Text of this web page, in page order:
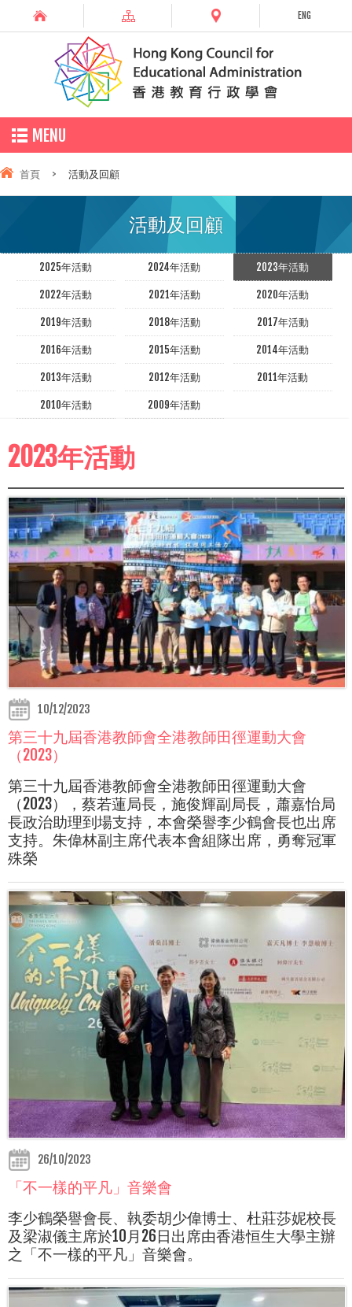
ENG
MENU
首頁 > 活動及回顧
活動及回顧
2025年活動 2024年活動 2023年活動
2022年活動 2021年活動 2020年活動
2019年活動 2018年活動 2017年活動
2016年活動 2015年活動 2014年活動
2013年活動 2012年活動 2011年活動
2010年活動 2009年活動
2023年活動
10/12/2023
第三十九屆香港教師會全港教師田徑運動大會
（2023）
第三十九屆香港教師會全港教師田徑運動大會
（2023），蔡若蓮局長，施俊輝副局長，蕭嘉怡局
長政治助理到場支持，本會榮譽李少鶴會長也出席
支持。朱偉林副主席代表本會組隊出席，勇奪冠軍
殊榮
26/10/2023
「不一樣的平凡」音樂會
李少鶴榮譽會長、執委胡少偉博士、杜莊莎妮校長
及梁淑儀主席於10月26日出席由香港恒生大學主辦
之「不一樣的平凡」音樂會。